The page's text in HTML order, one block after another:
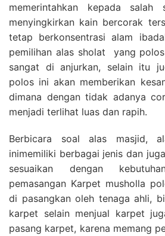
memerintahkan kepada
menyingkirkan kain bercorak
tetap berkonsentrasi alam
pemilihan alas sholat yang
sangat di anjurkan, selain itu
polos ini akan memberikan
dimana dengan tidak adanya
menjadi terlihat luas dan rapih.
Berbicara soal alas masjid,
inimemiliki berbagai jenis dan
sesuaikan dengan
pemasangan Karpet musholla
di pasangkan oleh tenaga ahli,
karpet selain menjual karpet
pasang karpet, karena memang